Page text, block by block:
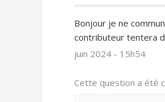
Bonjour je ne
contributeur tentera
juin 2024 - 15h54
Cette question a été